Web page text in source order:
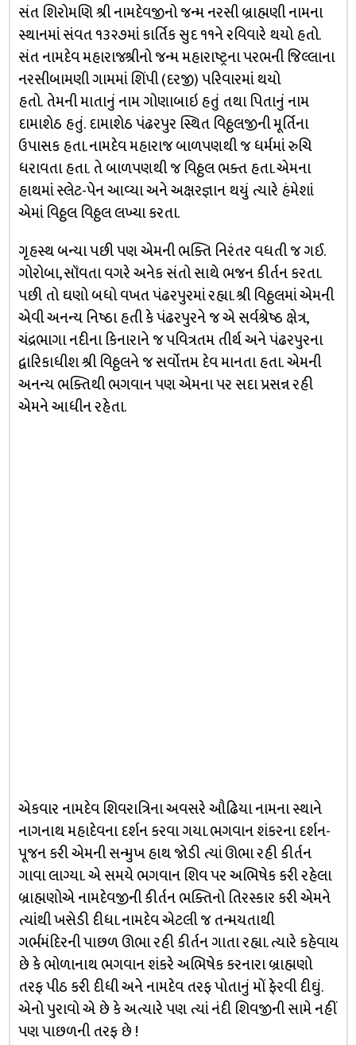
સંત શિરોમણિ શ્રી નામદેવજીનો જન્મ નરસી બ્રાહ્મણી નામના
સ્થાનમાં સંવત ૧૩૨૭માં કાર્તિક સુદ ૧૧ને રવિવારે થયો હતો.
સંત નામદેવ મહારાજશ્રીનો જન્મ મહારાષ્ટ્રના પરભની જિલ્લાના
નરસીબામણી ગામમાં શિંપી (દરજી) પરિવારમાં થયો
હતો. તેમની માતાનું નામ ગોણાબાઇ હતું તથા પિતાનું નામ
દામાશેઠ હતું. દામાશેઠ પંઢરપુર સ્થિત વિઠ્ઠલજીની મૂર્તિના
ઉપાસક હતા. નામદેવ મહારાજ બાળપણથી જ ધર્મમાં રુચિ
ધરાવતા હતા. તે બાળપણથી જ વિઠ્ઠલ ભક્ત હતા. એમના
હાથમાં સ્લેટ-પેન આવ્યા અને અક્ષરજ્ઞાન થયું ત્યારે હંમેશાં
એમાં વિઠ્ઠલ વિઠ્ઠલ લખ્યા કરતા.
ગૃહસ્થ બન્યા પછી પણ એમની ભક્તિ નિરંતર વધતી જ ગઈ.
ગોરોબા, સૉંવતા વગરે અનેક સંતો સાથે ભજન કીર્તન કરતા.
પછી તો ઘણો બધો વખત પંઢરપુરમાં રહ્યા. શ્રી વિઠ્ઠલમાં એમની
એવી અનન્ય નિષ્ઠા હતી કે પંઢરપુરને જ એ સર્વશ્રેષ્ઠ ક્ષેત્ર,
ચંદ્રભાગા નદીના કિનારાને જ પવિત્રતમ તીર્થ અને પંઢરપુરના
દ્વારિકાધીશ શ્રી વિઠ્ઠલને જ સર્વોત્તમ દેવ માનતા હતા. એમની
અનન્ય ભક્તિથી ભગવાન પણ એમના પર સદા પ્રસન્ન રહી
એમને આધીન રહેતા.
એકવાર નામદેવ શિવરાત્રિના અવસરે ઔઢિયા નામના સ્થાને
નાગનાથ મહાદેવના દર્શન કરવા ગયા. ભગવાન શંકરના દર્શન-
પૂજન કરી એમની સન્મુખ હાથ જોડી ત્યાં ઊભા રહી કીર્તન
ગાવા લાગ્યા. એ સમયે ભગવાન શિવ પર અભિષેક કરી રહેલા
બ્રાહ્મણોએ નામદેવજીની કીર્તન ભક્તિનો તિરસ્કાર કરી એમને
ત્યાંથી ખસેડી દીધા. નામદેવ એટલી જ તન્મયતાથી
ગર્ભમંદિરની પાછળ ઊભા રહી કીર્તન ગાતા રહ્યા. ત્યારે કહેવાય
છે કે ભોળાનાથ ભગવાન શંકરે અભિષેક કરનારા બ્રાહ્મણો
તરફ પીઠ કરી દીધી અને નામદેવ તરફ પોતાનું મોં ફેરવી દીઘું.
એનો પુરાવો એ છે કે અત્યારે પણ ત્યાં નંદી શિવજીની સામે નહીં
પણ પાછળની તરફ છે !